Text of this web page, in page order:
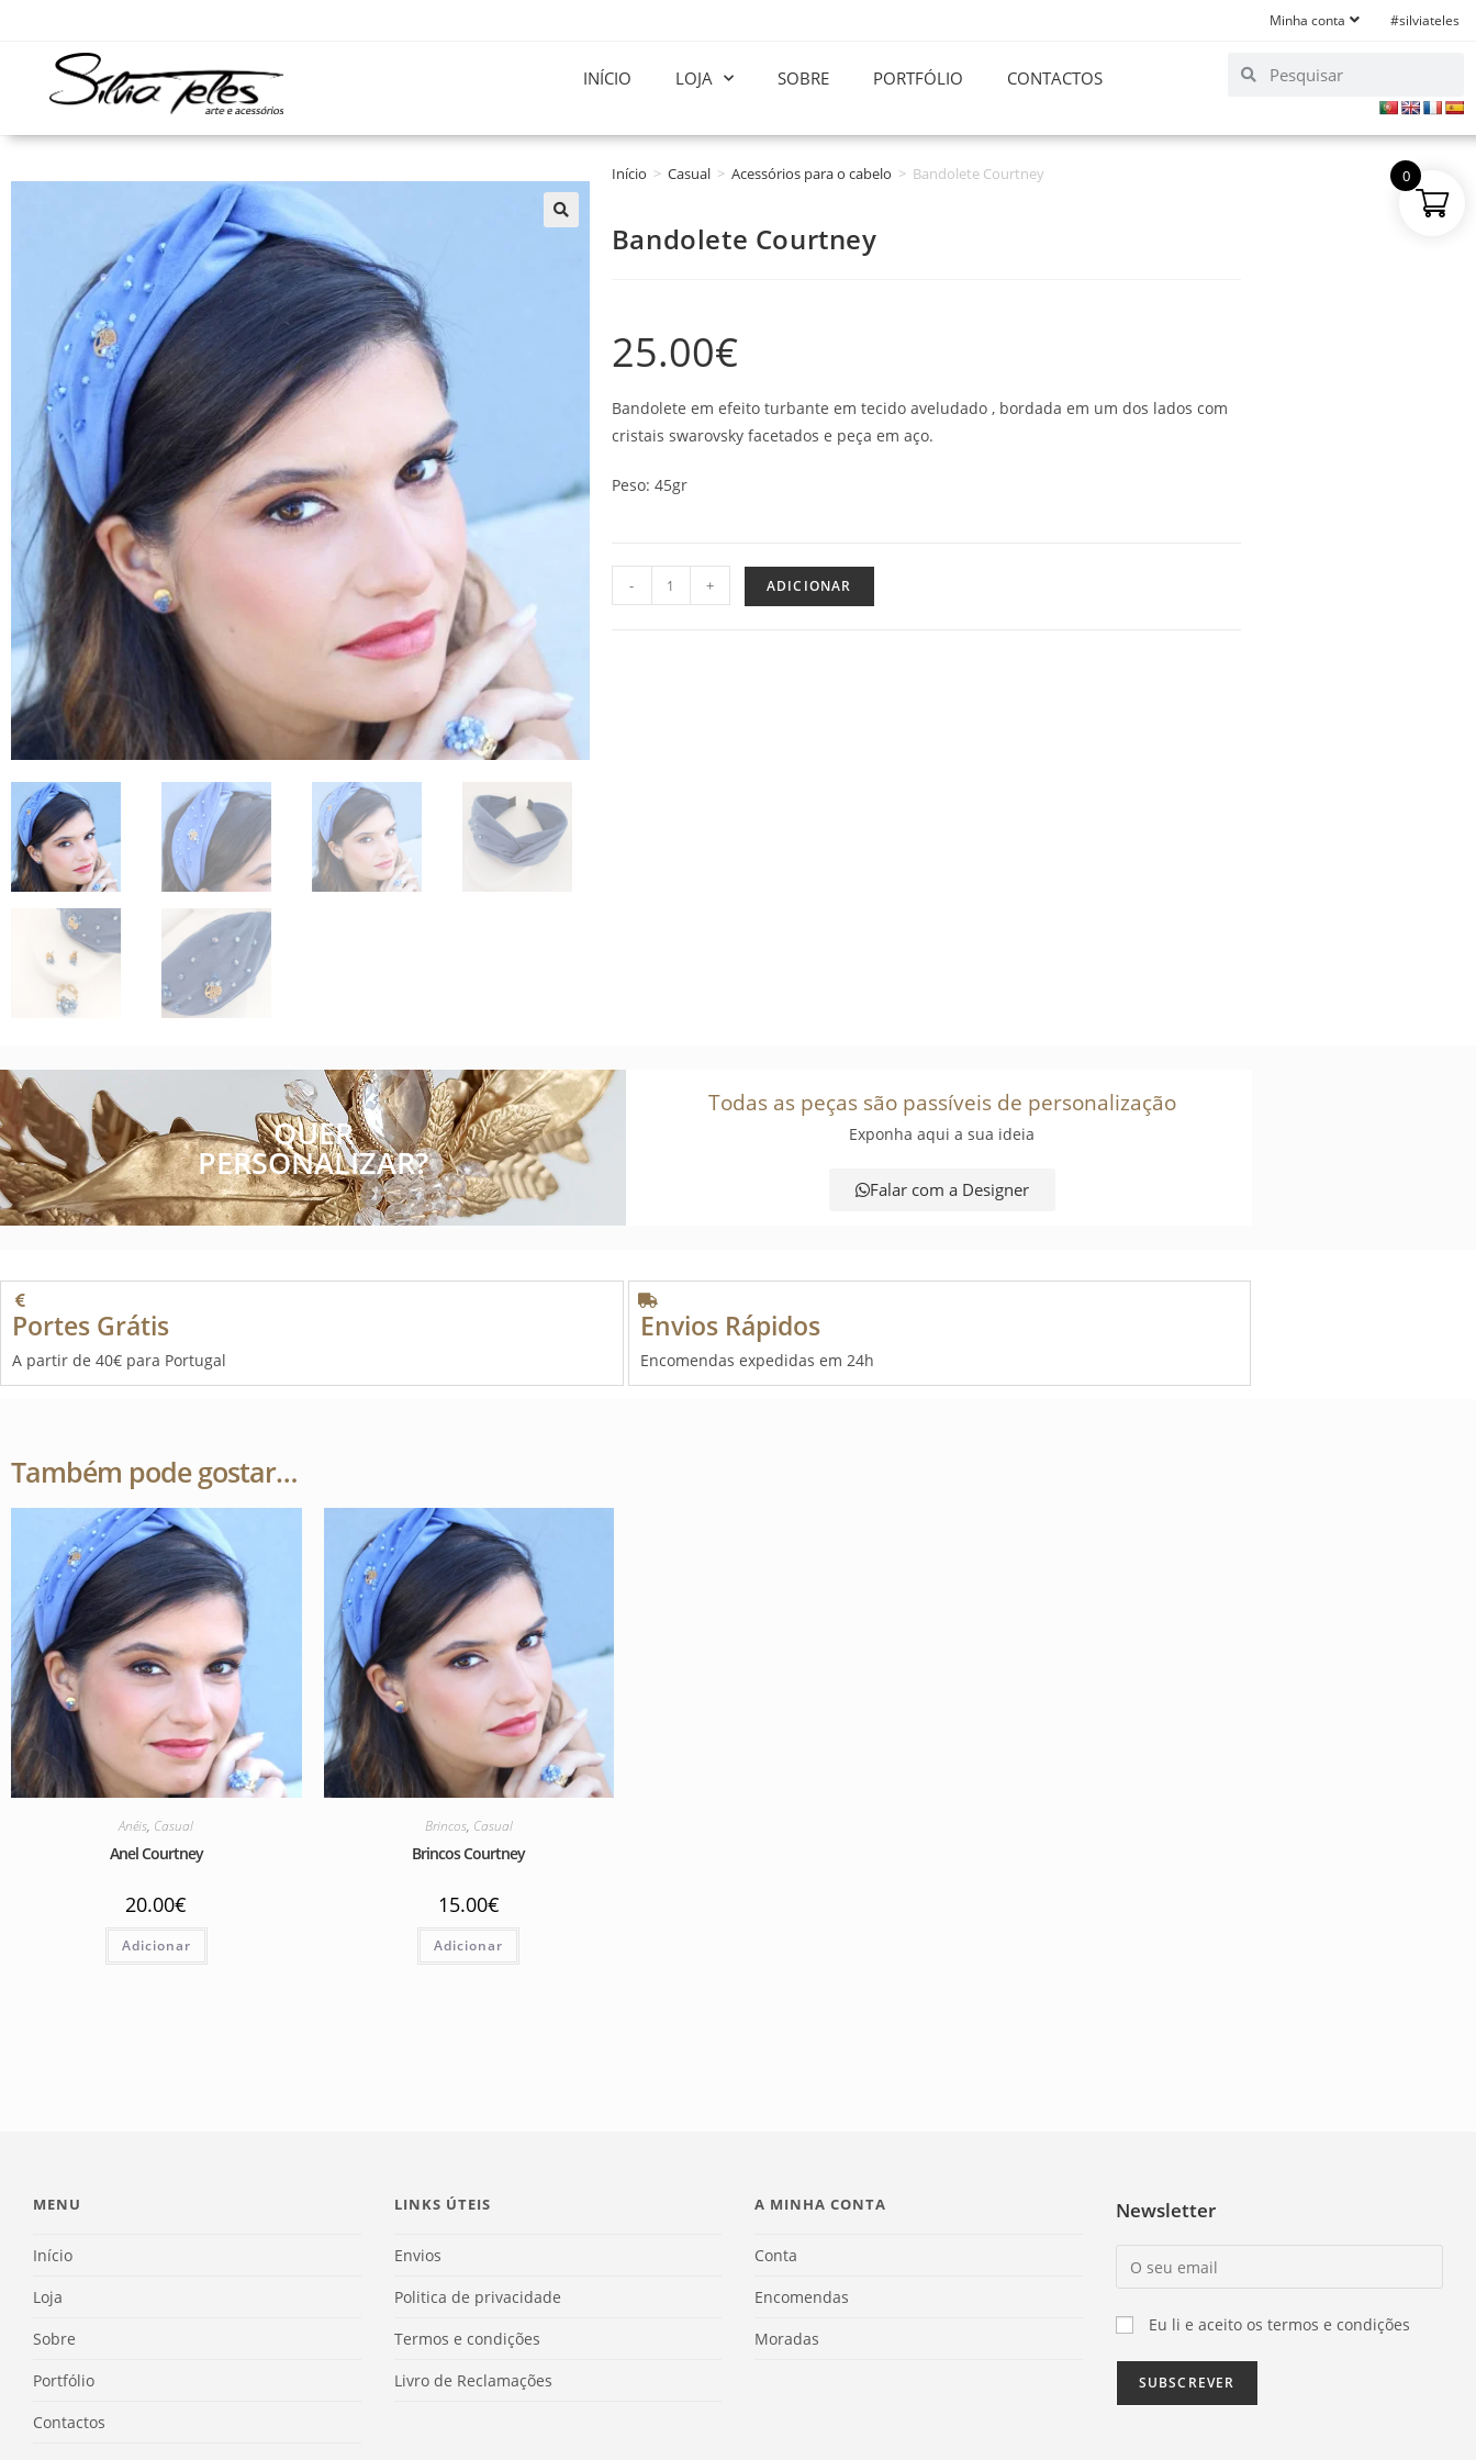
Minha conta #silviateles
INÍCIO LOJA SOBRE PORTFÓLIO CONTACTOS
Início > Casual > Acessórios para o cabelo > Bandolete Courtney
Bandolete Courtney
25.00€
Bandolete em efeito turbante em tecido aveludado , bordada em um dos lados com
cristais swarovsky facetados e peça em aço.
Peso: 45gr
- + ADICIONAR
QUER
PERSONALIZAR?
Todas as peças são passíveis de personalização
Exponha aqui a sua ideia
Falar com a Designer
Portes Grátis
A partir de 40€ para Portugal
Envios Rápidos
Encomendas expedidas em 24h
Também pode gostar…
Anéis, Casual
Anel Courtney
20.00€
Adicionar
Brincos, Casual
Brincos Courtney
15.00€
Adicionar
MENU
Início
Loja
Sobre
Portfólio
Contactos
LINKS ÚTEIS
Envios
Politica de privacidade
Termos e condições
Livro de Reclamações
A MINHA CONTA
Conta
Encomendas
Moradas
Newsletter
Eu li e aceito os termos e condições
0